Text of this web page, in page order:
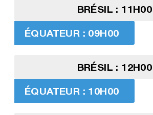
BRÉSIL : 11H00
ÉQUATEUR : 09H00
BRÉSIL : 12H00
ÉQUATEUR : 10H00